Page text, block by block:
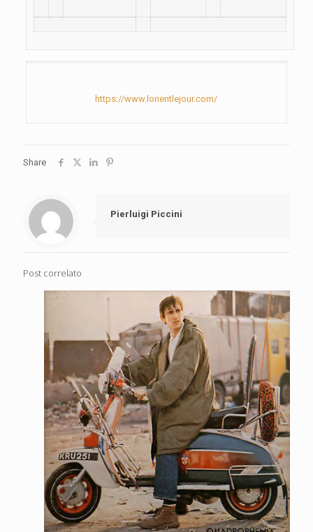
https://www.lorientlejour.com/
Share
Pierluigi Piccini
Post correlato